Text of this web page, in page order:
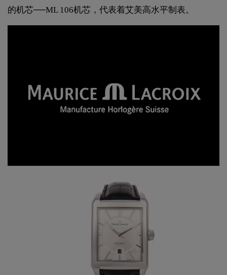
的机芯──ML 106机芯，代表着艾美高水平制表。